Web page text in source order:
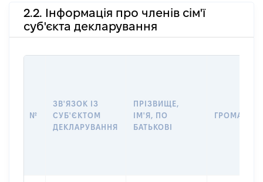
2.2. Інформація про членів сім'ї
суб'єкта декларування
№
ЗВ'ЯЗОК ІЗ
СУБ'ЄКТОМ
ДЕКЛАРУВАННЯ
ПРІЗВИЩЕ,
ІМ'Я, ПО
БАТЬКОВІ